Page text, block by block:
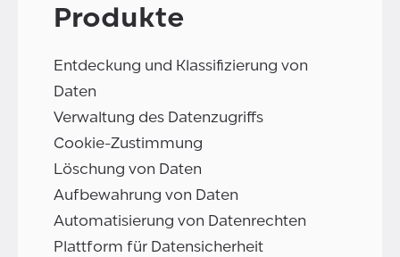
Produkte
Entdeckung und Klassifizierung von
Daten
Verwaltung des Datenzugriffs
Cookie-Zustimmung
Löschung von Daten
Aufbewahrung von Daten
Automatisierung von Datenrechten
Plattform für Datensicherheit